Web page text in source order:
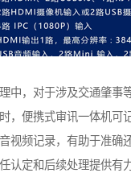
中，对于涉及交通肇事
，便携式审讯一体机可
视频记录，有助于准确
认定和后续处理提供有